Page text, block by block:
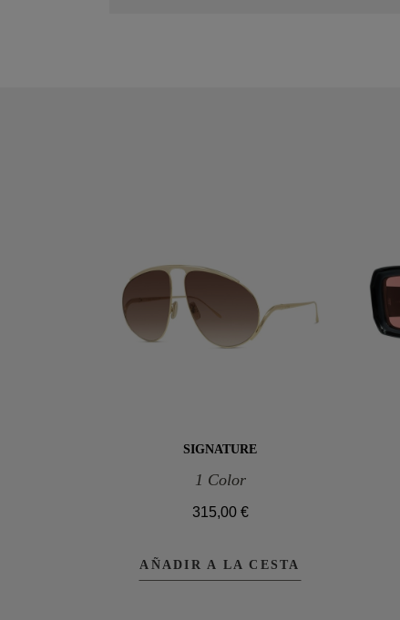
SIGNATURE
1 Color
315,00 €
AÑADIR A LA CESTA